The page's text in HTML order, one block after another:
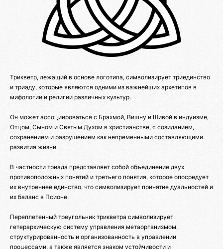
Трикветр, лежащий в основе логотипа, символизирует триединство
и триаду, которые являются одними из важнейших архетипов в
мифологии и религии различных культур.
Он может ассоциироваться с Брахмой, Вишну и Шивой в индуизме,
Отцом, Сыном и Святым Духом в христианстве, с созиданием,
сохранением и разрушением как непременными составляющими
развития жизни.
В частности триада представляет собой объединение двух
противоположных понятий и третьего понятия, которое опосредует
их внутреннее единство, что символизирует принятие дуальностей и
их баланс в Псионе.
Переплетенный треугольник трикветра символизирует
гетерархическую систему управления метаорганизмом,
структурированность и организованность в управлении
процессами, а также является знаком устойчивости и